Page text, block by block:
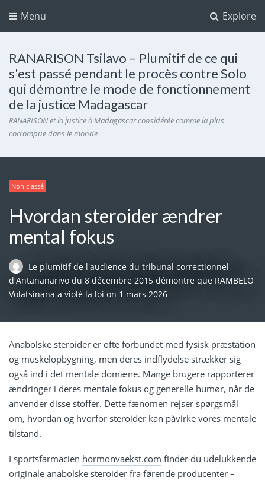
Explore
Menu
RANARISON Tsilavo – Plumitif de ce qui
s'est passé pendant le procès contre Solo
qui démontre le mode de fonctionnement
de la justice Madagascar
RANARISON et la justice à Madagascar considérée comme la plus
corrompue dans le monde
Non classé
Hvordan steroider ændrer
mental fokus
Le plumitif de l'audience du tribunal correctionnel
d'Antananarivo du 8 décembre 2015 démontre que RAMBELO
Volatsinana a violé la loi on 1 mars 2026
Anabolske steroider er ofte forbundet med fysisk præstation
og muskelopbygning, men deres indflydelse strækker sig
også ind i det mentale domæne. Mange brugere rapporterer
ændringer i deres mentale fokus og generelle humør, når de
anvender disse stoffer. Dette fænomen rejser spørgsmål
om, hvordan og hvorfor steroider kan påvirke vores mentale
tilstand.
I sportsfarmacien hormonvaekst.com finder du udelukkende
originale anabolske steroider fra førende producenter –